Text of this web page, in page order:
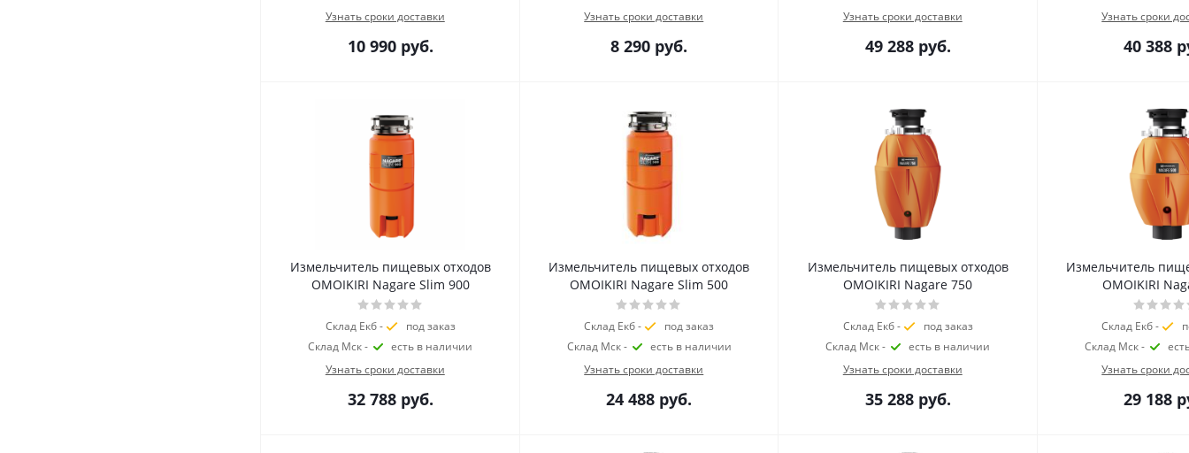
Узнать сроки доставки
10 990руб.
Узнать сроки доставки
8 290 руб.
Узнать сроки доставки
49 288руб.
Узнать сроки
40 388
Измельчитель пищевых отходов
OMOIKIRI Nagare Slim 900
Склад Екб -
под заказ
Склад Мск -
есть в наличии
Узнать сроки доставки
32 788руб.
Измельчитель пищевых отходов
OMOIKIRI Nagare Slim 500
Склад Екб -
под заказ
Склад Мск -
есть в наличии
Узнать сроки доставки
24 488 руб.
Измельчитель пищевых отходов
OMOIKIRI Nagare 750
Склад Екб -
под заказ
Склад Мск -
есть в наличии
Узнать сроки доставки
35 288руб.
Измельчитель
OMOIKIRI
Склад Екб -
Склад Мск -
Узнать сроки
29 188